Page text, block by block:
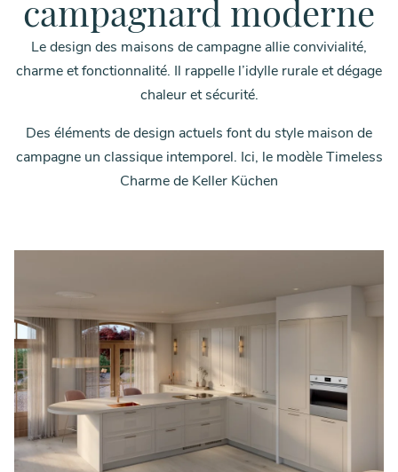
campagnard moderne
Le design des maisons de campagne allie convivialité,
charme et fonctionnalité. Il rappelle l’idylle rurale et dégage
chaleur et sécurité.
Des éléments de design actuels font du style maison de
campagne un classique intemporel. Ici, le modèle Timeless
Charme de Keller Küchen